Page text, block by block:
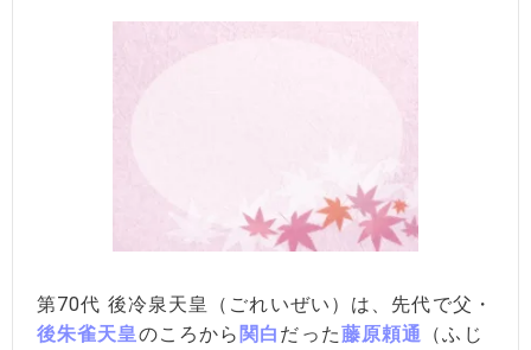
第70代 後冷泉天皇（ごれいぜい）は、先代で父・
後朱雀天皇のころから 関白 だった藤原頼通 （ふじ